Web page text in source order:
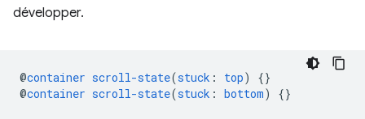
développer.
@container scroll-state(stuck : top)
{}
@container scroll-state(stuck : bottom) {}